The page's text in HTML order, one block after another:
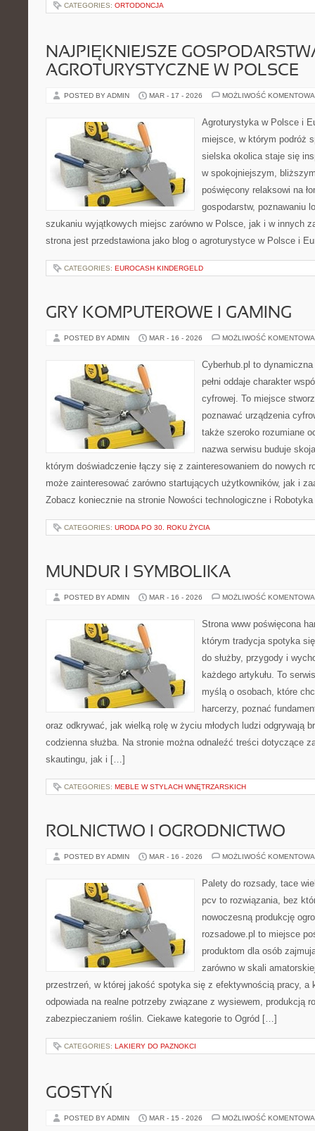
CATEGORIES: ORTODONCJA
NAJPIĘKNIEJSZE
AGROTURYSTYCZNE W POLSCE
POSTED BY ADMIN MAR - 17 - 2026 MOŻLIWOŚĆ
Agroturystyka w Polsce i
miejsce, w którym podróż
sielska okolica staje się
w spokojniejszym,
poświęcony relaksowi na
gospodarstw, poznawaniu
szukaniu wyjątkowych miejsc zarówno w Polsce, jak i w innych
strona jest przedstawiona jako blog o agroturystyce w Polsce i
CATEGORIES: EUROCASH KINDERGELD
GRY KOMPUTEROWE I GAMING
POSTED BY ADMIN MAR - 16 - 2026 MOŻLIWOŚĆ
Cyberhub.pl to
pełni oddaje charakter
cyfrowej. To miejsce
poznawać urządzenia
także szeroko rozumiane
nazwa serwisu buduje
którym doświadczenie łączy się z zainteresowaniem do nowych
może zainteresować zarówno startujących użytkowników, jak i
Zobacz koniecznie na stronie Nowości technologiczne i
CATEGORIES: URODA PO 30. ROKU ŻYCIA
MUNDUR I SYMBOLIKA
POSTED BY ADMIN MAR - 16 - 2026 MOŻLIWOŚĆ
Strona www poświęcona
którym tradycja spotyka
do służby, przygody i
każdego artykułu. To
myślą o osobach, które
harcerzy, poznać
oraz odkrywać, jak wielką rolę w życiu młodych ludzi odgrywają
codzienna służba. Na stronie można odnaleźć treści dotyczące
skautingu, jak i […]
CATEGORIES: MEBLE W STYLACH WNĘTRZARSKICH
ROLNICTWO I OGRODNICTWO
POSTED BY ADMIN MAR - 16 - 2026 MOŻLIWOŚĆ
Palety do rozsady, tace
pcv to rozwiązania, bez
nowoczesną produkcję
rozsadowe.pl to miejsce
produktom dla osób
zarówno w skali
przestrzeń, w której jakość spotyka się z efektywnością pracy, a
odpowiada na realne potrzeby związane z wysiewem, produkcją
zabezpieczaniem roślin. Ciekawe kategorie to Ogród […]
CATEGORIES: LAKIERY DO PAZNOKCI
GOSTYŃ
POSTED BY ADMIN MAR - 15 - 2026 MOŻLIWOŚĆ